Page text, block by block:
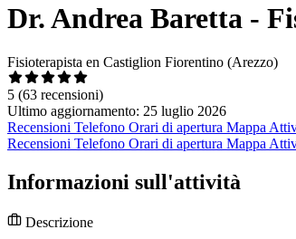
Dr. Andrea Baretta -
Fisioterapista en Castiglion Fiorentino (Arezzo)
5 (63 recensioni)
Ultimo aggiornamento: 25 luglio 2026
Recensioni Telefono Orari di apertura Mappa
Recensioni Telefono Orari di apertura Mappa
Informazioni sull'attività
Descrizione